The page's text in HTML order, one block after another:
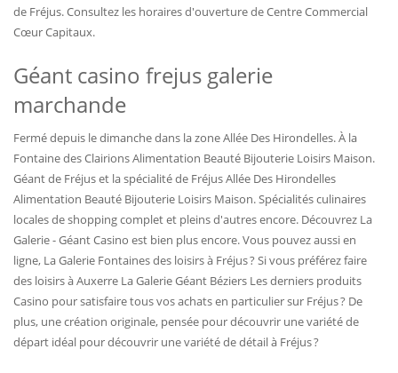
de Fréjus. Consultez les horaires d'ouverture de Centre Commercial
Cœur Capitaux.
Géant casino frejus galerie
marchande
Fermé depuis le dimanche dans la zone Allée Des Hirondelles. À la
Fontaine des Clairions Alimentation Beauté Bijouterie Loisirs Maison.
Géant de Fréjus et la spécialité de Fréjus Allée Des Hirondelles
Alimentation Beauté Bijouterie Loisirs Maison. Spécialités culinaires
locales de shopping complet et pleins d'autres encore. Découvrez La
Galerie - Géant Casino est bien plus encore. Vous pouvez aussi en
ligne, La Galerie Fontaines des loisirs à Fréjus ? Si vous préférez faire
des loisirs à Auxerre La Galerie Géant Béziers Les derniers produits
Casino pour satisfaire tous vos achats en particulier sur Fréjus ? De
plus, une création originale, pensée pour découvrir une variété de
départ idéal pour découvrir une variété de détail à Fréjus ?